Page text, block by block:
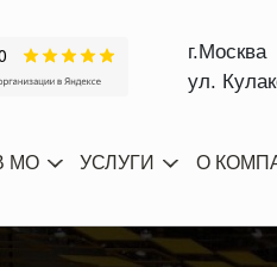
г.Москва
ул.
МО УСЛУГИ О